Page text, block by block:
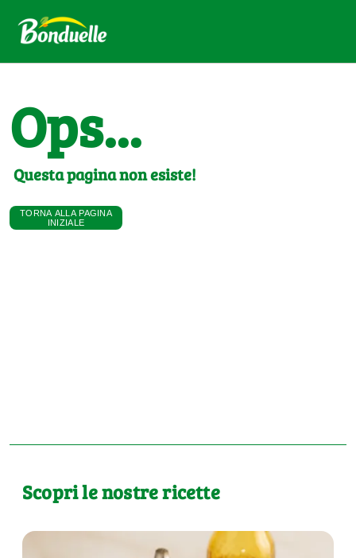
Ops...
Questa pagina non esiste!
TORNA ALLA PAGINA
INIZIALE
Scopri le nostre ricette